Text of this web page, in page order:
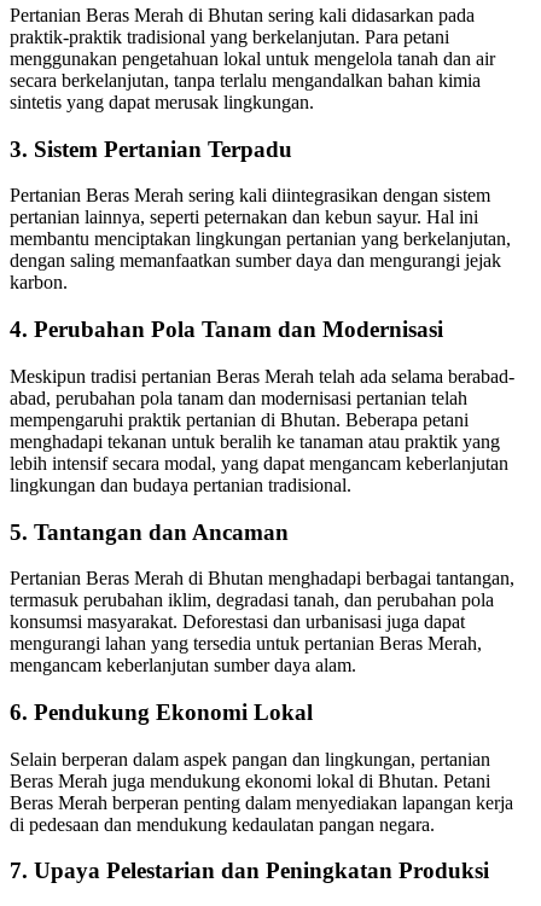
Pertanian Beras Merah di Bhutan sering kali didasarkan pada
praktik-praktik tradisional yang berkelanjutan. Para petani
menggunakan pengetahuan lokal untuk mengelola tanah dan air
secara berkelanjutan, tanpa terlalu mengandalkan bahan kimia
sintetis yang dapat merusak lingkungan.
3. Sistem Pertanian Terpadu
Pertanian Beras Merah sering kali diintegrasikan dengan sistem
pertanian lainnya, seperti peternakan dan kebun sayur. Hal ini
membantu menciptakan lingkungan pertanian yang berkelanjutan,
dengan saling memanfaatkan sumber daya dan mengurangi jejak
karbon.
4. Perubahan Pola Tanam dan Modernisasi
Meskipun tradisi pertanian Beras Merah telah ada selama berabad-
abad, perubahan pola tanam dan modernisasi pertanian telah
mempengaruhi praktik pertanian di Bhutan. Beberapa petani
menghadapi tekanan untuk beralih ke tanaman atau praktik yang
lebih intensif secara modal, yang dapat mengancam keberlanjutan
lingkungan dan budaya pertanian tradisional.
5. Tantangan dan Ancaman
Pertanian Beras Merah di Bhutan menghadapi berbagai tantangan,
termasuk perubahan iklim, degradasi tanah, dan perubahan pola
konsumsi masyarakat. Deforestasi dan urbanisasi juga dapat
mengurangi lahan yang tersedia untuk pertanian Beras Merah,
mengancam keberlanjutan sumber daya alam.
6. Pendukung Ekonomi Lokal
Selain berperan dalam aspek pangan dan lingkungan, pertanian
Beras Merah juga mendukung ekonomi lokal di Bhutan. Petani
Beras Merah berperan penting dalam menyediakan lapangan kerja
di pedesaan dan mendukung kedaulatan pangan negara.
7. Upaya Pelestarian dan Peningkatan Produksi